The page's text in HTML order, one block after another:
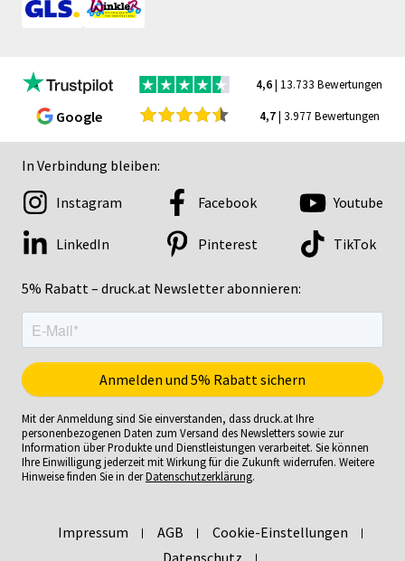
4,6| 13.733 Bewertungen
Google 4,7| 3.977 Bewertungen
In Verbindung bleiben:
5% Rabatt – druck.at Newsletter abonnieren:
Instagram Facebook Youtube
LinkedIn Pinterest TikTok
Mit der Anmeldung sind Sie einverstanden, dass druck.at Ihre
personenbezogenen Daten zum Versand des Newsletters sowie zur
Information über Produkte und Dienstleistungen verarbeitet. Sie können
Ihre Einwilligung jederzeit mit Wirkung für die Zukunft widerrufen. Weitere
Hinweise finden Sie in derDatenschutzerklärung.
Impressum AGB
Cookie-Einstellungen